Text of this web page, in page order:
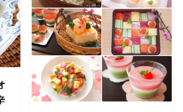
ン・食事パイ・ケークサレ・
そうめん・春雨など)